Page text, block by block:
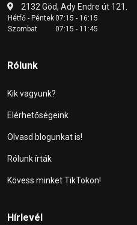
2132 Göd, Ady Endre út 121.
Hétfő - Péntek07:15 - 16:15
Szombat
07:15 - 11:45
Rólunk
Kik vagyunk?
Elérhetőségeink
Olvasd blogunkat is!
Rólunk írták
Kövess minket TikTokon!
Hírlevél